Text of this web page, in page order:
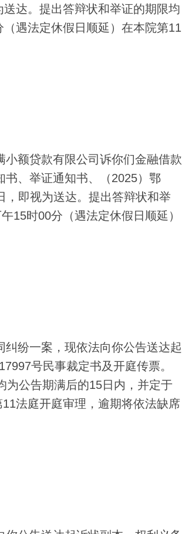
达。提出答辩状和举证的期限均
遇法定休假日顺延）在本院第11
额贷款有限公司诉你们金融借款
、举证通知书、（2025）鄂
，即视为送达。提出答辩状和举
15时00分（遇法定休假日顺延）
纷一案，现依法向你公告送达起
号民事裁定书及开庭传票。
为公告期满后的15日内，并定于
法庭开庭审理，逾期将依法缺席